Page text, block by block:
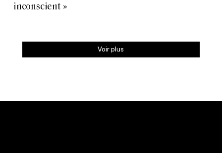
inconscient »
Voir plus